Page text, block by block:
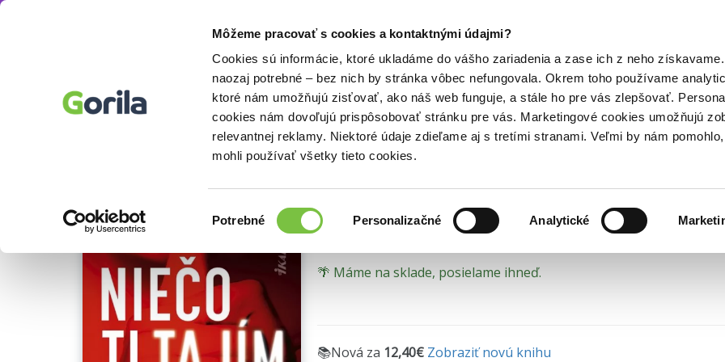
Môžeme pracovať s cookies a kontaktnými údajmi?
Cookies sú informácie, ktoré ukladáme do vášho zariadenia a zase ich z neho
naozaj potrebné – bez nich by stránka vôbec nefungovala. Okrem toho používame
ktoré nám umožňujú zisťovať, ako náš web funguje, a stále ho pre vás zlepšovať.
cookies nám dovoľujú prispôsobovať stránku pre vás. Marketingové cookies umožňujú
relevantnej reklamy. Niektoré údaje zdieľame aj s tretími stranami. Veľmi by nám
mohli používať všetky tieto cookies.
súhlasu
Potrebné Personalizačné Analytické
Doplnky
Beletria knihy Detektívky, trilery a horory Knižné trilery Niečo ti tajím
Niečo ti tajím - prečítaná
výborný stav = prečítaná kniha bez poškodenia
🌴 Máme na sklade, posielame ihneď.
📚Nová za 12,40€ Zobraziť novú knihu
Nie je to príbeh o láske.
Je to príbeh o posadnutosti.
s tragédiou, ktorú má čiastočne na svedomí. Jedného dňa
udalosťou, no viditeľne spokojného a šťastného. Ako to, že sa
stalo, to predsa nedáva zmysel. Začne muža sledovať, ale
hranice. Nedokáže ho však odmietnuť ani sa priznať, že ho pozná.